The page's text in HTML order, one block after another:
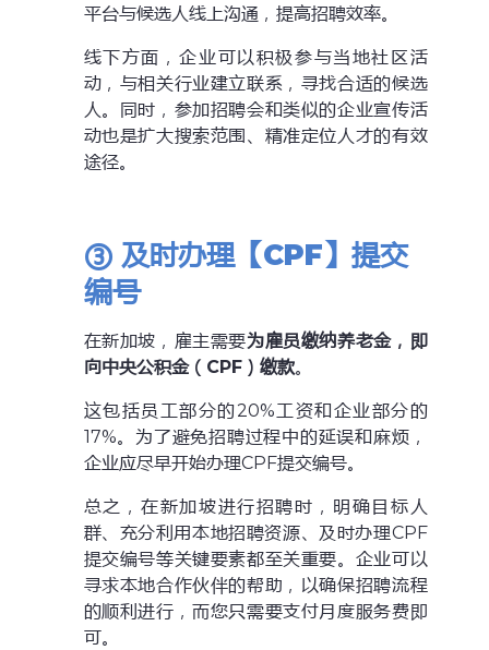
平台与候选人线上沟通，提高招聘效率。
线下方面，企业可以积极参与当地社区活
动，与相关行业建立联系，寻找合适的候选
人。同时，参加招聘会和类似的企业宣传活
动也是扩大搜索范围、精准定位人才的有效
途径。
③ 及时办理【CPF】提交
编号
在新加坡，雇主需要为雇员缴纳养老金，即
向中央公积金（CPF）缴款。
这包括员工部分的20%工资和企业部分的
17%。为了避免招聘过程中的延误和麻烦，
企业应尽早开始办理CPF提交编号。
总之，在新加坡进行招聘时，明确目标人
群、充分利用本地招聘资源、及时办理CPF
提交编号等关键要素都至关重要。企业可以
寻求本地合作伙伴的帮助，以确保招聘流程
的顺利进行，而您只需要支付月度服务费即
可。